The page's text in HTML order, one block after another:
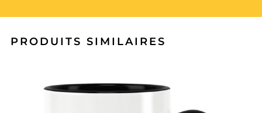
PRODUITS SIMILAIRES